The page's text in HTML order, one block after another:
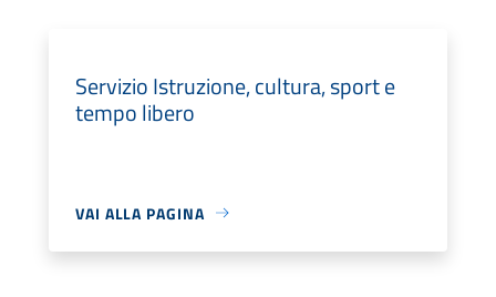
Servizio Istruzione, cultura, sport e
tempo libero
VAI ALLA PAGINA